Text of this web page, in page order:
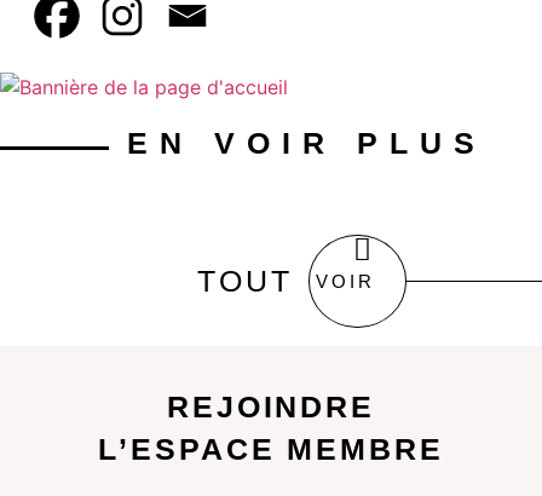
EN VOIR PLUS
TOUT VOIR
REJOINDRE
L’ESPACE MEMBRE